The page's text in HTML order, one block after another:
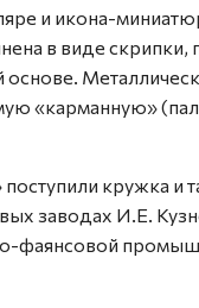
и икона-
в виде скрипки,
«карманную»
кружка и
заводах И.Е.
фаянсовой